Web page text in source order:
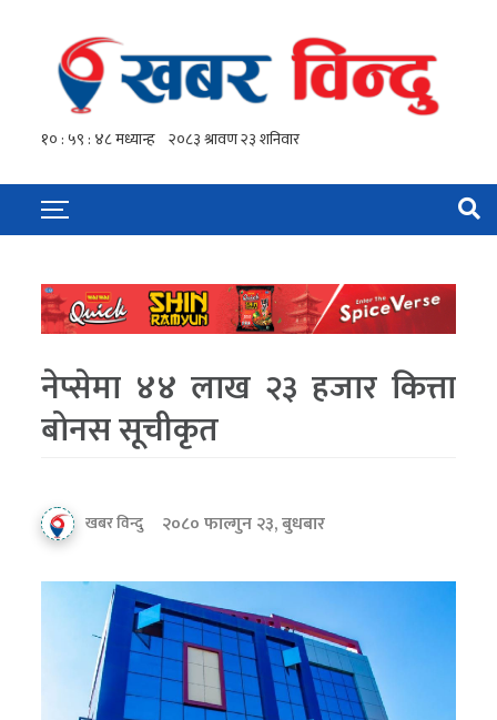
नेप्सेमा ४४ लाख २३ हजार कित्ता
बोनस सूचीकृत
खबर विन्दु २०८० फाल्गुन २३, बुधबार